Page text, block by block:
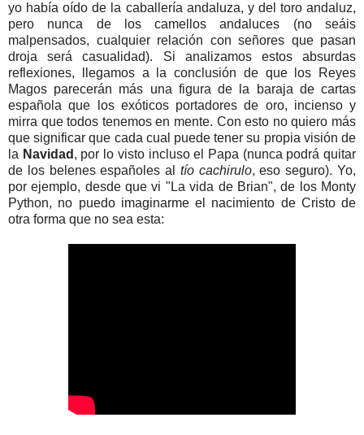
yo había oído de la caballería andaluza, y del toro andaluz,
pero nunca de los camellos andaluces (no seáis
malpensados, cualquier relación con señores que pasan
droja será casualidad). Si analizamos estos absurdas
reflexiones, llegamos a la conclusión de que los Reyes
Magos parecerán más una figura de la baraja de cartas
española que los exóticos portadores de oro, incienso y
mirra que todos tenemos en mente. Con esto no quiero más
que significar que cada cual puede tener su propia visión de
la Navidad , por lo visto incluso el Papa (nunca podrá quitar
de los belenes españoles al tío cachirulo, eso seguro). Yo,
por ejemplo, desde que vi "La vida de Brian", de los Monty
Python, no puedo imaginarme el nacimiento de Cristo de
otra forma que no sea esta: